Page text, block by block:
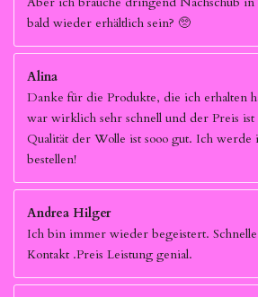
bald wieder erhältlich sein? 🥺
Alina
Danke für die Produkte, die ich erhalten
war wirklich sehr schnell und der Preis ist
Qualität der Wolle ist sooo gut. Ich
bestellen!
Andrea Hilger
Ich bin immer wieder begeistert.
Kontakt .Preis Leistung genial.